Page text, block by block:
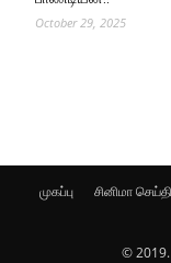
October 29, 2025
முகப்பு சினிமா
© 2019.